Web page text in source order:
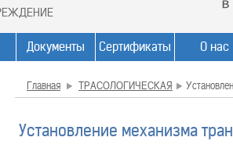
Документы Сертификаты О нас
Главная ТРАСОЛОГИЧЕСКАЯ
Установление механизма